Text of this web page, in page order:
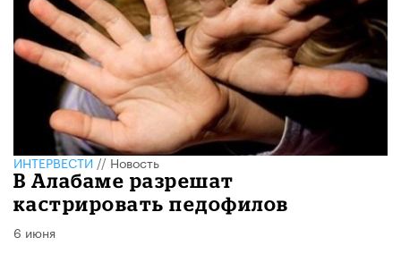
ИНТЕРВЕСТИ//Новость
В Алабаме разрешат
кастрировать педофилов
6 июня